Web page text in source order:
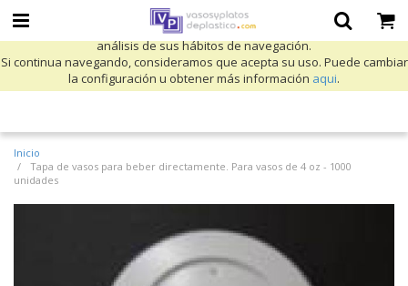
Utilizamos cookies propias y de terceros para mejorar nuestros servicios
y mostrarle publicidad relacionada con sus preferencias mediante el
análisis de sus hábitos de navegación.
Si continua navegando, consideramos que acepta su uso. Puede cambiar
la configuración u obtener más información aqui.
Inicio
Tapa de vasos para beber directamente. Para vasos de 4 oz - 1000
unidades